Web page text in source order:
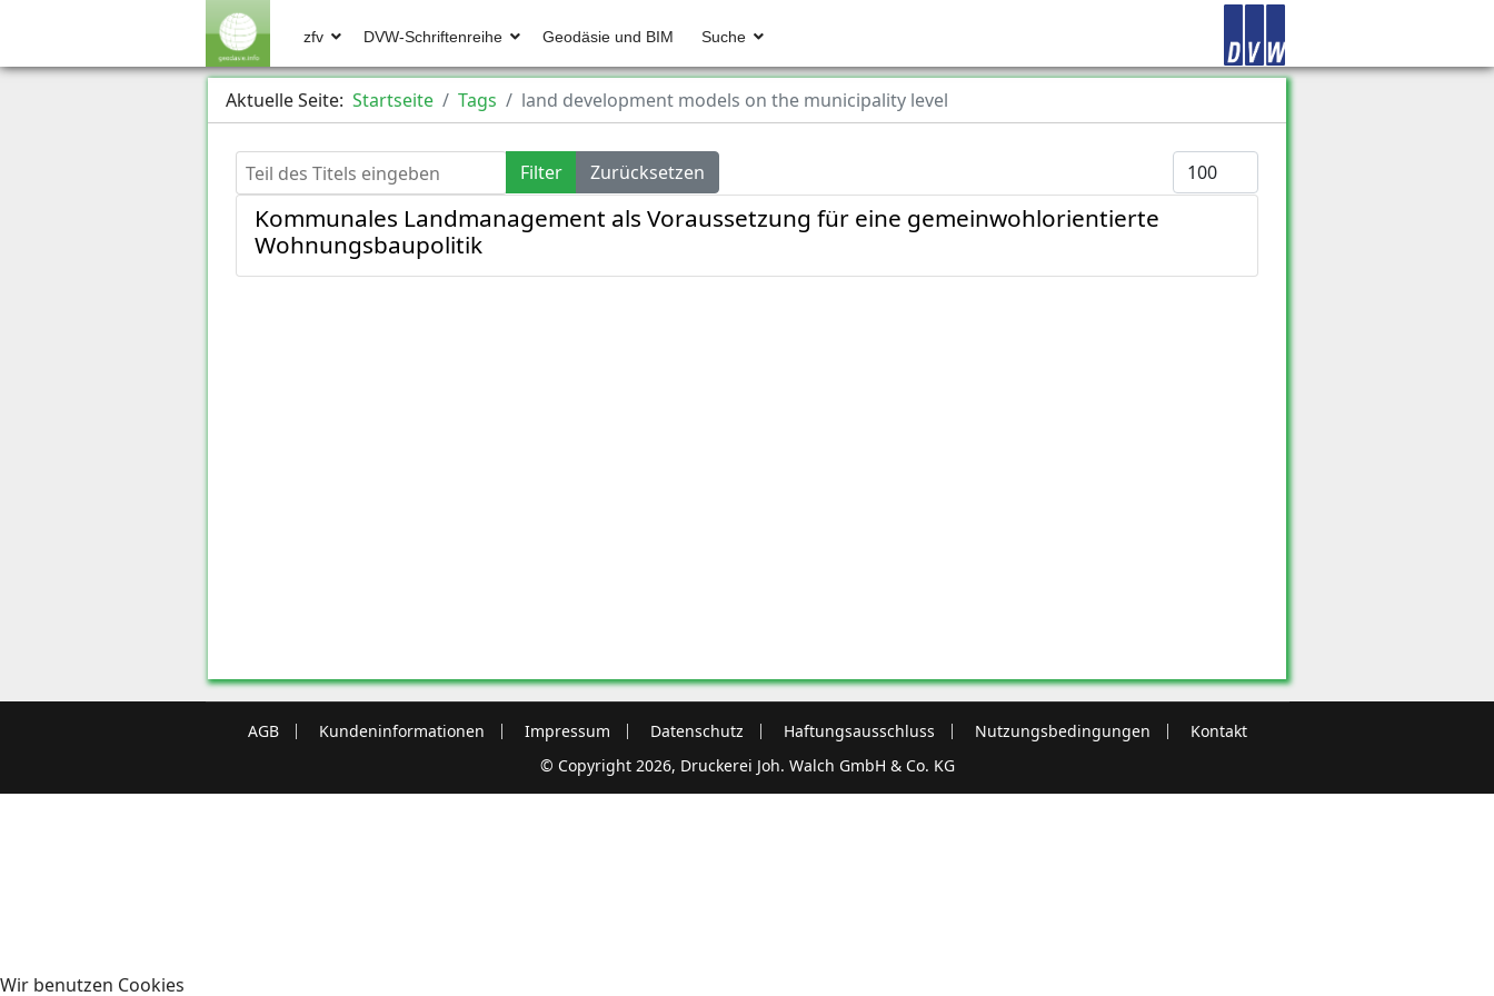
zfv DVW-Schriftenreihe Geodäsie und BIM Suche
Aktuelle Seite: Startseite Tags land development models on the municipality level
Teil des Titels eingeben Filter Zurücksetzen Anzeige #
Kommunales Landmanagement als Voraussetzung für eine gemeinwohlorientierte
Wohnungsbaupolitik
AGB Kundeninformationen Impressum Datenschutz Haftungsausschluss Nutzungsbedingungen
Kontakt
© Copyright 2026, Druckerei Joh. Walch GmbH & Co. KG
Wir benutzen Cookies